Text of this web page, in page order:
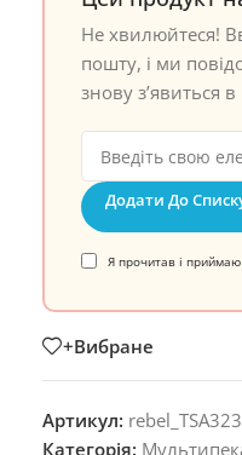
Не хвилюйтеся!
пошту, і ми
знову з’явиться в
Додати До
Я прочитав і приймаю
+Вибране
Артикул:
Категорія: